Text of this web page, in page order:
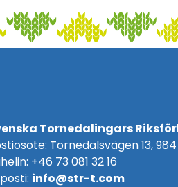
Tornedalingars
Tornedalsvägen 13, 984
+46 73 081 32 16
info@str-t.com